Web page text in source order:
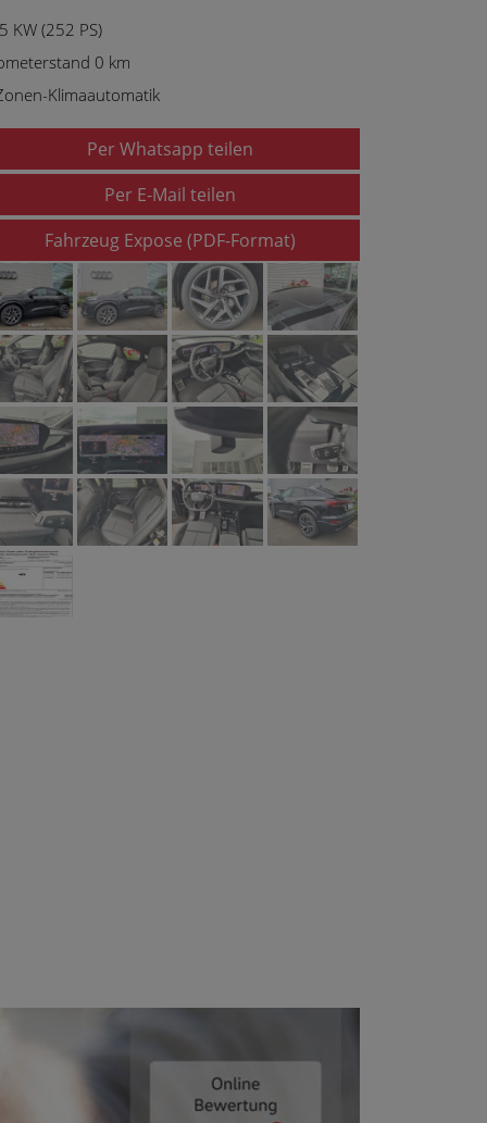
KW (252 PS)
0 km
Klimaautomatik
Per Whatsapp teilen
Per E-Mail teilen
Fahrzeug Expose (PDF-Format)